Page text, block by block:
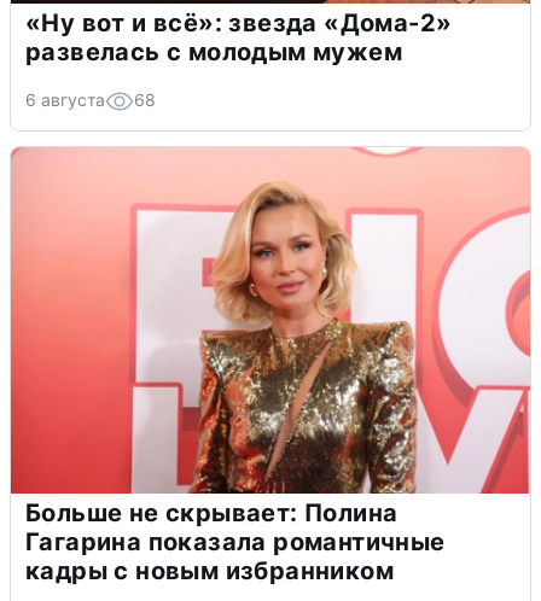
«Ну вот и всё»: звезда «Дома-2»
развелась с молодым мужем
6 августа 68
Больше не скрывает: Полина
Гагарина показала романтичные
кадры с новым избранником